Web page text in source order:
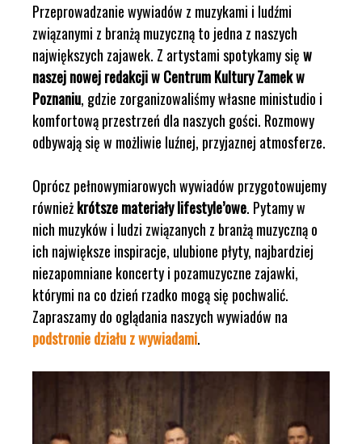
Przeprowadzanie wywiadów z muzykami i ludźmi
związanymi z branżą muzyczną to jedna z naszych
największych zajawek. Z artystami spotykamy sięw
naszej nowej redakcji w Centrum Kultury Zamek w
Poznaniu, gdzie zorganizowaliśmy własne ministudio i
komfortową przestrzeń dla naszych gości. Rozmowy
odbywają się w możliwie luźnej, przyjaznej atmosferze.
Oprócz pełnowymiarowych wywiadów przygotowujemy
równieżkrótsze materiały lifestyle’owe. Pytamy w
nich muzyków i ludzi związanych z branżą muzyczną o
ich największe inspiracje, ulubione płyty, najbardziej
niezapomniane koncerty i pozamuzyczne zajawki,
którymi na co dzień rzadko mogą się pochwalić.
Zapraszamy do oglądania naszych wywiadów na
podstronie działu z wywiadami.